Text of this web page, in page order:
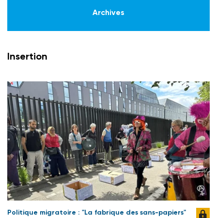
Archives
Insertion
Politique migratoire : "La fabrique des sans-papiers"